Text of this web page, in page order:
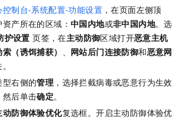
控制台-系统配置-功能设置 ，在页面左侧顶
产所在的区域： 中国内地或非中国内地。选
护设置页签，在主动防御区域打开恶意主机
（诱饵捕获） 、 网站后门连接防御和恶意网
型右侧的管理 ，选择拦截病毒或恶意行为生效
然后单击确定。
动防御体验优化复选框。开启主动防御体验优